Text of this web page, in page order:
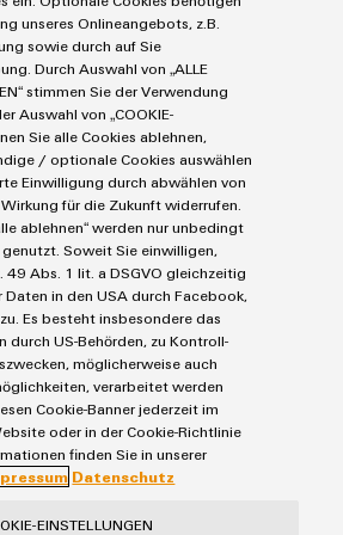
Produktinnovationen
Praxisnahe
Verbindungen für
Ihre Industrie.
Unsere Neuheiten
im Bereich
Industrial
Connectivity.
unseres Onlineangebots, z.B.
sowie durch auf Sie
Durch Auswahl von „ALLE
stimmen Sie der Verwendung
Auswahl von „COOKIE-
Sie alle Cookies ablehnen,
/ optionale Cookies auswählen
Einwilligung durch abwählen von
für die Zukunft widerrufen.
ablehnen“ werden nur unbedingt
Soweit Sie einwilligen,
49 Abs. 1 lit. a DSGVO gleichzeitig
Daten in den USA durch Facebook,
Es besteht insbesondere das
durch US-Behörden, zu Kontroll-
möglicherweise auch
verarbeitet werden
Cookie-Banner jederzeit im
oder in der Cookie-Richtlinie
finden Sie in unserer
Datenschutz
EINSTELLUNGEN